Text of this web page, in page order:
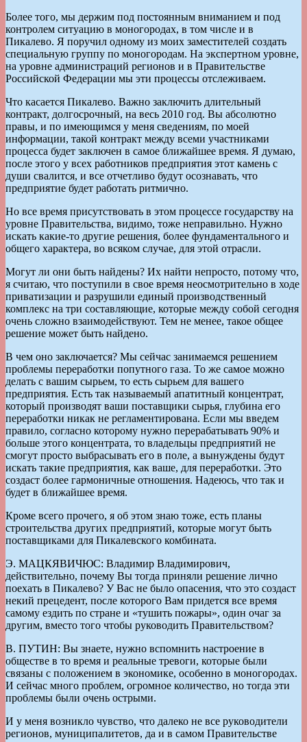
Более того, мы держим под постоянным вниманием и под
контролем ситуацию в моногородах, в том числе и в
Пикалево. Я поручил одному из моих заместителей создать
специальную группу по моногородам. На экспертном уровне,
на уровне администраций регионов и в Правительстве
Российской Федерации мы эти процессы отслеживаем.
Что касается Пикалево. Важно заключить длительный
контракт, долгосрочный, на весь 2010 год. Вы абсолютно
правы, и по имеющимся у меня сведениям, по моей
информации, такой контракт между всеми участниками
процесса будет заключен в самое ближайшее время. Я думаю,
после этого у всех работников предприятия этот камень с
души свалится, и все отчетливо будут осознавать, что
предприятие будет работать ритмично.
Но все время присутствовать в этом процессе государству на
уровне Правительства, видимо, тоже неправильно. Нужно
искать какие-то другие решения, более фундаментального и
общего характера, во всяком случае, для этой отрасли.
Могут ли они быть найдены? Их найти непросто, потому что,
я считаю, что поступили в свое время неосмотрительно в ходе
приватизации и разрушили единый производственный
комплекс на три составляющие, которые между собой сегодня
очень сложно взаимодействуют. Тем не менее, такое общее
решение может быть найдено.
В чем оно заключается? Мы сейчас занимаемся решением
проблемы переработки попутного газа. То же самое можно
делать с вашим сырьем, то есть сырьем для вашего
предприятия. Есть так называемый апатитный концентрат,
который производят ваши поставщики сырья, глубина его
переработки никак не регламентирована. Если мы введем
правило, согласно которому нужно перерабатывать 90% и
больше этого концентрата, то владельцы предприятий не
смогут просто выбрасывать его в поле, а вынуждены будут
искать такие предприятия, как ваше, для переработки. Это
создаст более гармоничные отношения. Надеюсь, что так и
будет в ближайшее время.
Кроме всего прочего, я об этом знаю тоже, есть планы
строительства других предприятий, которые могут быть
поставщиками для Пикалевского комбината.
Э. МАЦКЯВИЧЮС: Владимир Владимирович,
действительно, почему Вы тогда приняли решение лично
поехать в Пикалево? У Вас не было опасения, что это создаст
некий прецедент, после которого Вам придется все время
самому ездить по стране и «тушить пожары», один очаг за
другим, вместо того чтобы руководить Правительством?
В. ПУТИН: Вы знаете, нужно вспомнить настроение в
обществе в то время и реальные тревоги, которые были
связаны с положением в экономике, особенно в моногородах.
И сейчас много проблем, огромное количество, но тогда эти
проблемы были очень острыми.
И у меня возникло чувство, что далеко не все руководители
регионов, муниципалитетов, да и в самом Правительстве